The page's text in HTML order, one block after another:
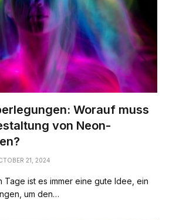
Worauf muss
von Neon-
21, 2024
Tage ist es immer eine gute Idee, ein
um den…